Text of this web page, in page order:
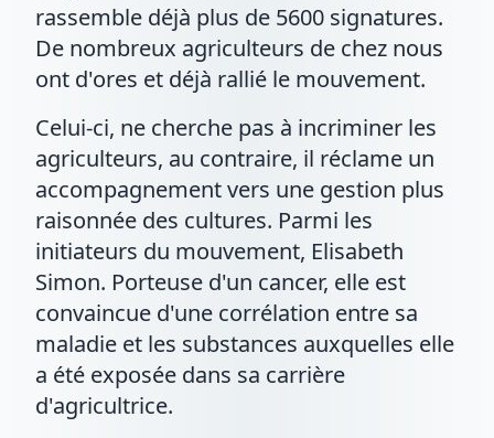
rassemble déjà plus de 5600 signatures.
De nombreux agriculteurs de chez nous
ont d'ores et déjà rallié le mouvement.
Celui-ci, ne cherche pas à incriminer les
agriculteurs, au contraire, il réclame un
accompagnement vers une gestion plus
raisonnée des cultures. Parmi les
initiateurs du mouvement, Elisabeth
Simon. Porteuse d'un cancer, elle est
convaincue d'une corrélation entre sa
maladie et les substances auxquelles elle
a été exposée dans sa carrière
d'agricultrice.